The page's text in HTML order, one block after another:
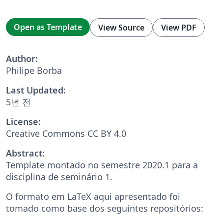
Open as Template View Source View PDF
Author:
Philipe Borba
Last Updated:
5년 전
License:
Creative Commons CC BY 4.0
Abstract:
Template montado no semestre 2020.1 para a
disciplina de seminário 1.
O formato em LaTeX aqui apresentado foi
tomado como base dos seguintes repositórios: